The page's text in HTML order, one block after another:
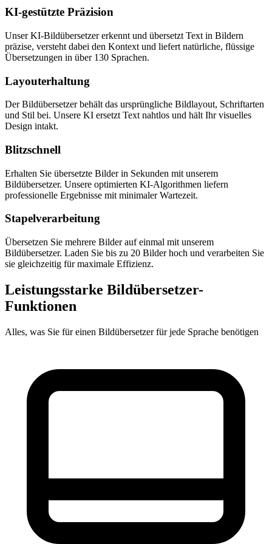
KI-gestützte Präzision
Unser KI-Bildübersetzer erkennt und übersetzt Text in Bildern
präzise, versteht dabei den Kontext und liefert natürliche, flüssige
Übersetzungen in über 130 Sprachen.
Layouterhaltung
Der Bildübersetzer behält das ursprüngliche Bildlayout, Schriftarten
und Stil bei. Unsere KI ersetzt Text nahtlos und hält Ihr visuelles
Design intakt.
Blitzschnell
Erhalten Sie übersetzte Bilder in Sekunden mit unserem
Bildübersetzer. Unsere optimierten KI-Algorithmen liefern
professionelle Ergebnisse mit minimaler Wartezeit.
Stapelverarbeitung
Übersetzen Sie mehrere Bilder auf einmal mit unserem
Bildübersetzer. Laden Sie bis zu 20 Bilder hoch und verarbeiten Sie
sie gleichzeitig für maximale Effizienz.
Leistungsstarke Bildübersetzer-
Funktionen
Alles, was Sie für einen Bildübersetzer für jede Sprache benötigen